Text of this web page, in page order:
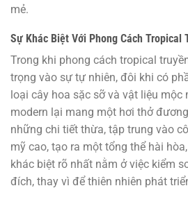
mẻ.
Sự Khác Biệt Với Phong Cách Tropical
Trong khi phong cách tropical
trọng vào sự tự nhiên, đôi khi có
loại cây hoa sặc sỡ và vật liệu mộc
modern lại mang một hơi thở
những chi tiết thừa, tập trung vào
mỹ cao, tạo ra một tổng thể hài
khác biệt rõ nhất nằm ở việc kiểm
đích, thay vì để thiên nhiên phát